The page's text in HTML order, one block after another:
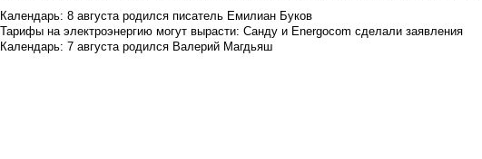
Календарь: 8 августа родился писатель Емилиан Буков
Тарифы на электроэнергию могут вырасти: Санду и Energocom сделали заявления
Календарь: 7 августа родился Валерий Магдьяш